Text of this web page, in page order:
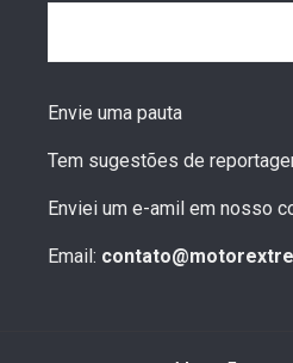
Envie uma pauta
Tem sugestões de
Enviei um e-amil em nosso
Email: